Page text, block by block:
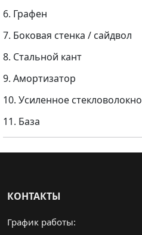
6. Графен
7. Боковая стенка / сайдвол
8. Стальной кант
9. Амортизатор
10. Усиленное стекловолокно
11. База
КОНТАКТЫ
График работы: